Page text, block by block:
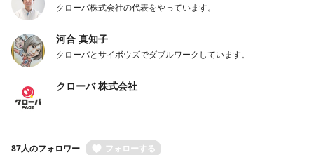
クローバ株式会社の代表をやっています。
河合 真知子
クローバとサイボウズでダブルワークしています。
クローバ 株式会社
87人のフォロワー フォローする